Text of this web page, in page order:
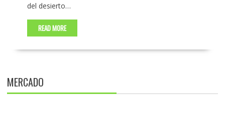
del desierto…
READ MORE
MERCADO